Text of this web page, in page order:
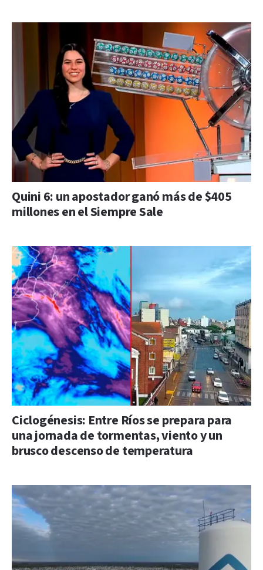
Quini 6: un apostador ganó más de $405
millones en el Siempre Sale
Ciclogénesis: Entre Ríos se prepara para
una jornada de tormentas, viento y un
brusco descenso de temperatura